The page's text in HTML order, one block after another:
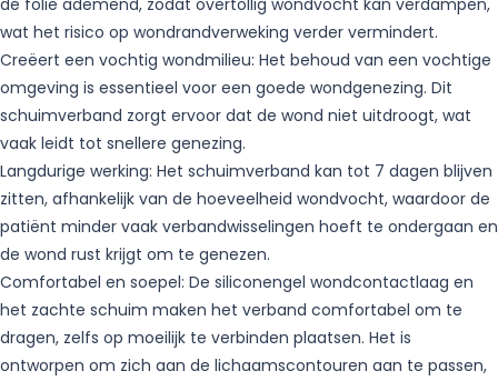
de folie ademend, zodat overtollig wondvocht kan verdampen,
wat het risico op wondrandverweking verder vermindert.
Creëert een vochtig wondmilieu: Het behoud van een vochtige
omgeving is essentieel voor een goede wondgenezing. Dit
schuimverband zorgt ervoor dat de wond niet uitdroogt, wat
vaak leidt tot snellere genezing.
Langdurige werking: Het schuimverband kan tot 7 dagen blijven
zitten, afhankelijk van de hoeveelheid wondvocht, waardoor de
patiënt minder vaak verbandwisselingen hoeft te ondergaan en
de wond rust krijgt om te genezen.
Comfortabel en soepel: De siliconengel wondcontactlaag en
het zachte schuim maken het verband comfortabel om te
dragen, zelfs op moeilijk te verbinden plaatsen. Het is
ontworpen om zich aan de lichaamscontouren aan te passen,